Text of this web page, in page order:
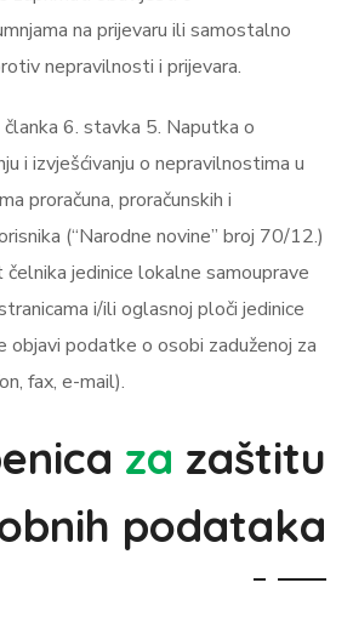
na prijevaru ili samostalno
nepravilnosti i prijevara.
6. stavka 5. Naputka o
i izvješćivanju o nepravilnostima u
proračuna, proračunskih i
(“Narodne novine” broj 70/12.)
jedinice lokalne samouprave
i/ili oglasnoj ploči jedinice
objavi podatke o osobi zaduženoj za
fax, e-mail).
za zaštitu
podataka